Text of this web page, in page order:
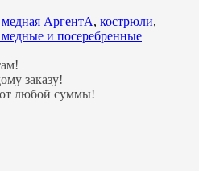
медная АргентА, кострюли,
медные и посеребренные
заказу!
от любой суммы!